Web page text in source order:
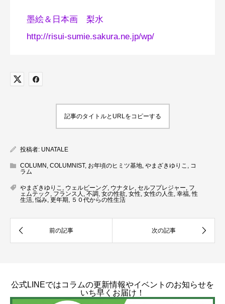
墨絵＆日本画 梨水
http://risui-sumie.sakura.ne.jp/wp/
記事のタイトルとURLをコピーする
投稿者: UNATALE
COLUMN COLUMNIST, お年頃のヒミツ基地 やまざきゆりこ
コ
ラム
やまざきゆりこ ウェルビーング ウナタレ セルフプレジャー フ
ェムテック
フランス人 不調 女の性欲 女性 女性の人生 幸福 ,性
生活 ,悩み 更年期 ５０代からの性生活
公式LINEではコラムの更新情報やイベントのお知らせを
いち早くお届け！